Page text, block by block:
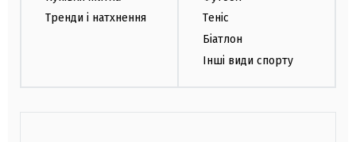
Тренди і натхнення
Теніс
Біатлон
Інші види спорту